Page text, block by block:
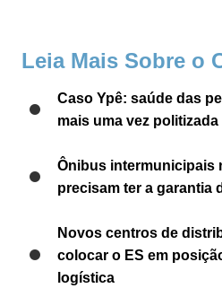
Leia Mais Sobre o
Caso Ypê: saúde das
mais uma vez politizada
Ônibus intermunicipais
precisam ter a garantia
Novos centros de
colocar o ES em
logística